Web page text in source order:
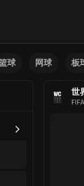
球 网球 板
世